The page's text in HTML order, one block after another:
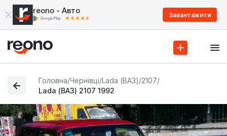
reono - Авто Завантажити
Головна/Чернівці/Lada (ВАЗ)/2107/
Lada (ВАЗ) 2107 1992